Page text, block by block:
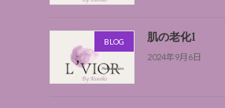
BLOG 肌の老化1
2024年9月6日